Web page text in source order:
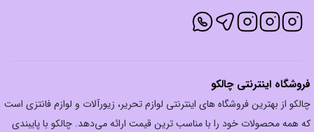
فروشگاه اینترنتی چالکو
چالکو از بهترین فروشگاه های اینترنتی لوازم تحریر، زیورآلات و لوازم فانتزی است
که همه محصولات خود را با مناسب ترین قیمت ارائه می‌دهد. چالکو با پایبندی